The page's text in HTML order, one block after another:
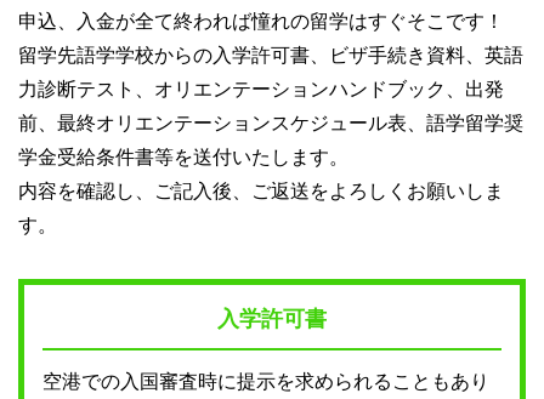
申込、入金が全て終われば憧れの留学はすぐそこです！
留学先語学学校からの入学許可書、ビザ手続き資料、英語
力診断テスト、オリエンテーションハンドブック、出発
前、最終オリエンテーションスケジュール表、語学留学奨
学金受給条件書等を送付いたします。
内容を確認し、ご記入後、ご返送をよろしくお願いしま
す。
入学許可書
空港での入国審査時に提示を求められることもあり